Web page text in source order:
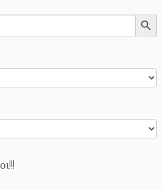
Search Button